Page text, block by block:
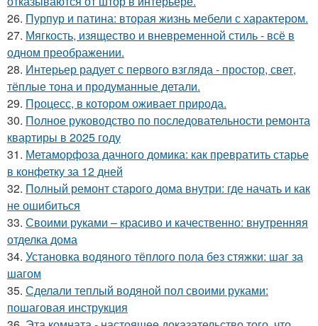
26. Пурпур и патина: вторая жизнь мебели с характером.
27. Мягкость, изящество и вневременной стиль - всё в
одном преображении.
28. Интерьер радует с первого взгляда - простор, свет,
тёплые тона и продуманные детали.
29. Процесс, в котором оживает природа.
30. Полное руководство по последовательности ремонта
квартиры в 2025 году
31. Метаморфоза дачного домика: как превратить старье
в конфетку за 12 дней
32. Полный ремонт старого дома внутри: где начать и как
не ошибиться
33. Своими руками – красиво и качественно: внутренняя
отделка дома
34. Установка водяного тёплого пола без стяжки: шаг за
шагом
35. Сделали теплый водяной пол своими руками:
пошаговая инструкция